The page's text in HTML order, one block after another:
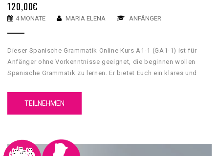
120,00€
4 MONATE MARIA ELENA ANFÄNGER
Dieser Spanische Grammatik Online Kurs A1-1 (GA1-1) ist für
Anfänger ohne Vorkenntnisse geeignet, die beginnen wollen
Spanische Grammatik zu lernen. Er bietet Euch ein klares und
Unser GA1-1 Spanische Grammatik Online Kurs A1-1 hat 5
TEILNEHMEN